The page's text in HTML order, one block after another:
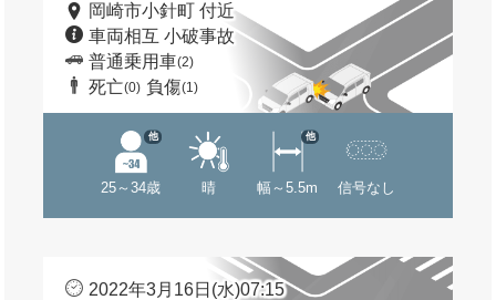
岡崎市小針町 付近
車両相互 小破事故
普通乗用車(2)
死亡(0) 負傷(1)
25～34歳
他
晴 幅～5.5m
他
信号なし
2022年3月16日(水)07:15